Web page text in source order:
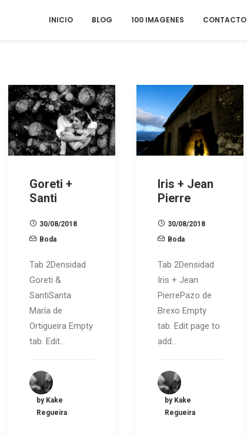
INICIO BLOG 100 IMAGENES CONTACTO
Goreti +
Santi
30/08/2018
Boda
Tab 2Densidad
Goreti &
SantiSanta
María de
Ortigueira Empty
tab. Edit…
by Kake
Regueira
Iris + Jean
Pierre
30/08/2018
Boda
Tab 2Densidad
Iris + Jean
PierrePazo de
Brexo Empty
tab. Edit page to
add…
by Kake
Regueira